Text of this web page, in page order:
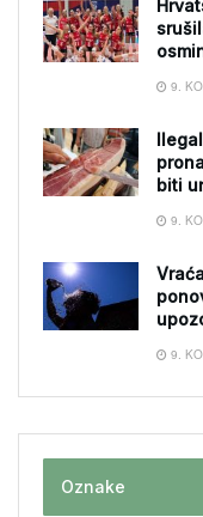
9.
biti
9.
9.
Oznake